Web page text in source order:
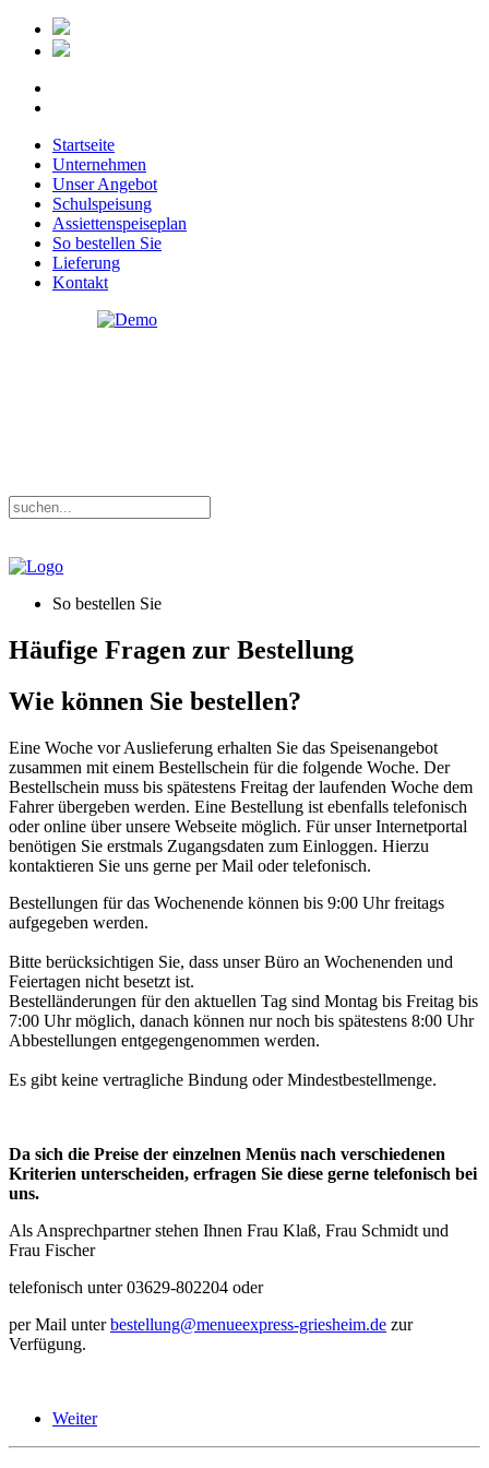
Startseite
Unternehmen
Unser Angebot
Schulspeisung
Assiettenspeiseplan
So bestellen Sie
Lieferung
Kontakt
So bestellen Sie
Häufige Fragen zur Bestellung
Wie können Sie bestellen?
Eine Woche vor Auslieferung erhalten Sie das Speisenangebot
zusammen mit einem Bestellschein für die folgende Woche. Der
Bestellschein muss bis spätestens Freitag der laufenden Woche dem
Fahrer übergeben werden. Eine Bestellung ist ebenfalls telefonisch
oder online über unsere Webseite möglich. Für unser Internetportal
benötigen Sie erstmals Zugangsdaten zum Einloggen. Hierzu
kontaktieren Sie uns gerne per Mail oder telefonisch.
Bestellungen für das Wochenende können bis 9:00 Uhr freitags
aufgegeben werden.
Bitte berücksichtigen Sie, dass unser Büro an Wochenenden und
Feiertagen nicht besetzt ist.
Bestelländerungen für den aktuellen Tag sind Montag bis Freitag bis
7:00 Uhr möglich, danach können nur noch bis spätestens 8:00 Uhr
Abbestellungen entgegengenommen werden.
Es gibt keine vertragliche Bindung oder Mindestbestellmenge.
Da sich die Preise der einzelnen Menüs nach verschiedenen
Kriterien unterscheiden, erfragen Sie diese gerne telefonisch bei
uns.
Als Ansprechpartner stehen Ihnen Frau Klaß, Frau Schmidt und
Frau Fischer
telefonisch unter 03629-802204 oder
per Mail unterbestellung@menueexpress-griesheim.de zur
Verfügung.
Weiter